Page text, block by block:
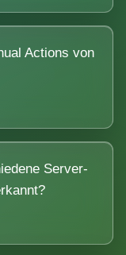
Actions von
Server-